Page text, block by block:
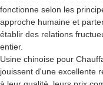
fonctionne selon les
approche humaine et
établir des relations
entier.
Usine chinoise pour
jouissent d'une excellente